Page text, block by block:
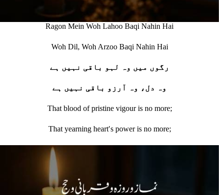
Ragon Mein Woh Lahoo Baqi Nahin Hai
Woh Dil, Woh Arzoo Baqi Nahin Hai
رگوں میں وہ لہو باقی نہیں ہے
وہ دل، وہ آرزو باقی نہیں ہے
That blood of pristine vigour is no more;
That yearning heartʹs power is no more;